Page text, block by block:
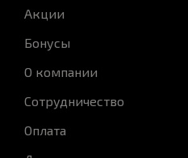
Акции
Бонусы
О компании
Сотрудничество
Оплата